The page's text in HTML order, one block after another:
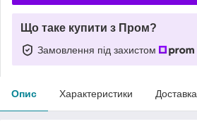
Що таке купити з Пром?
Замовлення під захистом
Опис Характеристики Доставка